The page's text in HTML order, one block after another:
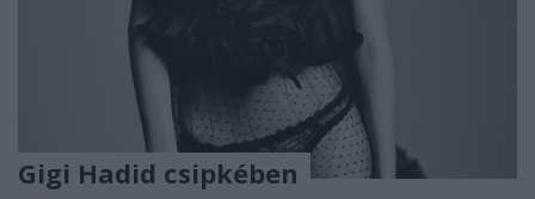
Gigi Hadid csipkében